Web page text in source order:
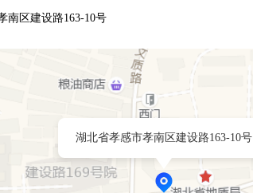
南区建设路163-10号
湖北省孝感市孝南区建设路163-10号